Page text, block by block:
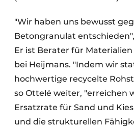
"Wir haben uns bewusst
Betongranulat
Er ist Berater für
bei Heijmans. "Indem wir
hochwertige recycelte
so Ottelé weiter, "erreichen
Ersatzrate für Sand und
und die strukturellen